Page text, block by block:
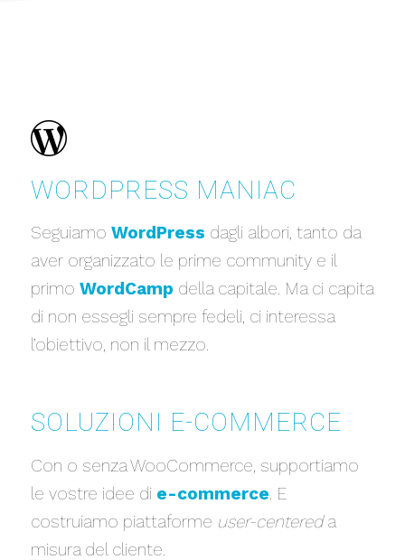
WORDPRESS MANIAC
Seguiamo WordPress dagli albori, tanto da
aver organizzato le prime community e il
primo WordCamp della capitale. Ma ci capita
di non essegli sempre fedeli, ci interessa
l’obiettivo, non il mezzo.
SOLUZIONI E-COMMERCE
Con o senza WooCommerce, supportiamo
le vostre idee di e-commerce. E
costruiamo piattaforme user-centereda
misura del cliente.